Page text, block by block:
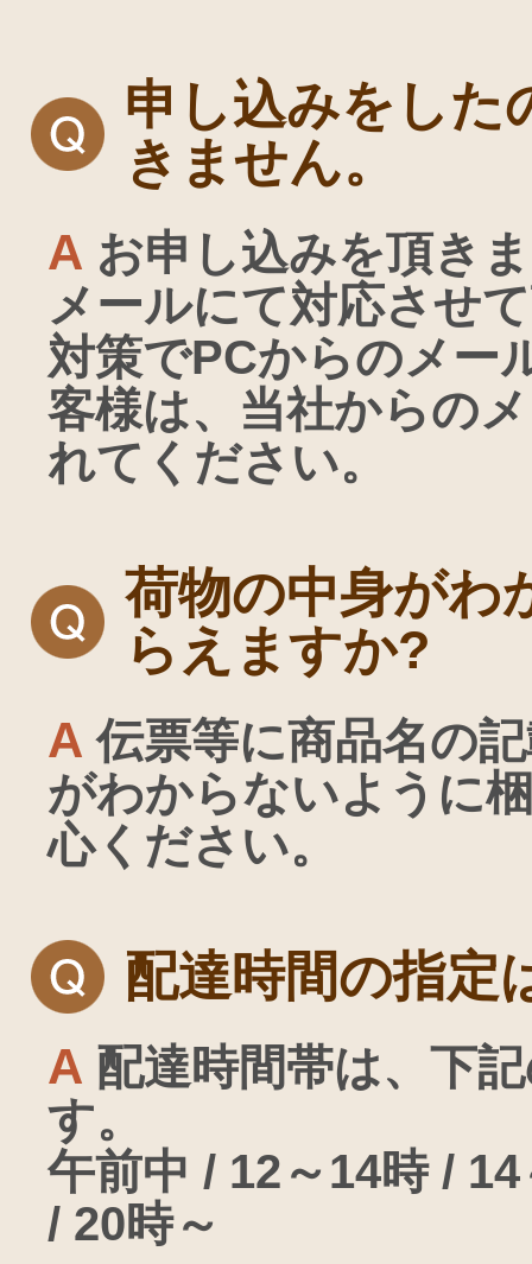
申し込みをした
きません。
A お申し込みを頂き
メールにて対応させ
対策でPCからのメー
客様は、当社からの
れてください。
荷物の中身がわ
らえますか?
A 伝票等に商品名の
がわからないように
心ください。
配達時間の指定
A 配達時間帯は、下
す。
午前中 / 12～14時 /
/ 20時～